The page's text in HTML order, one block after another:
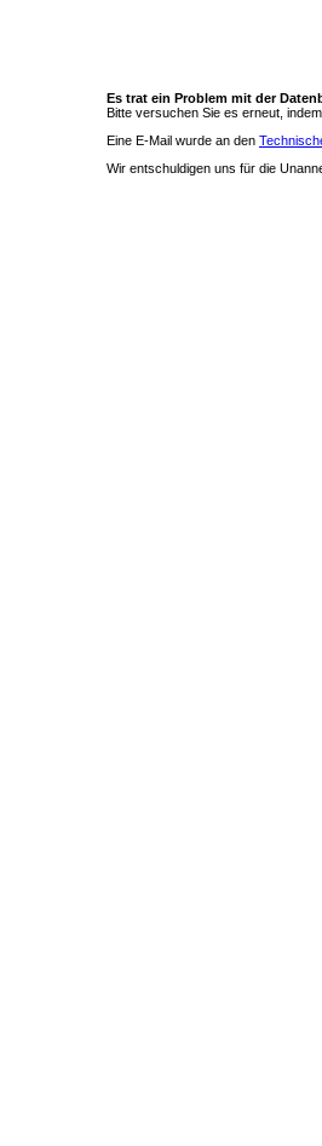
Es trat ein Problem mit der
Bitte versuchen Sie es erneut,
Eine E-Mail wurde an den
Wir entschuldigen uns für die